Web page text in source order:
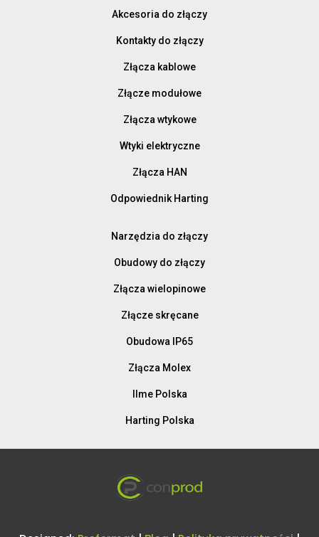
Akcesoria do złączy
Kontakty do złączy
Złącza kablowe
Złącze modułowe
Złącza wtykowe
Wtyki elektryczne
Złącza HAN
Odpowiednik Harting
Narzędzia do złączy
Obudowy do złączy
Złącza wielopinowe
Złącze skręcane
Obudowa IP65
Złącza Molex
Ilme Polska
Harting Polska